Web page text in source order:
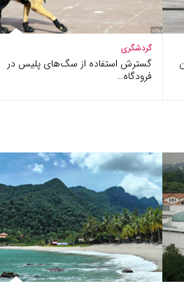
گردشگری
گسترش استفاده از سگ‌های پلیس در
فرودگاه…